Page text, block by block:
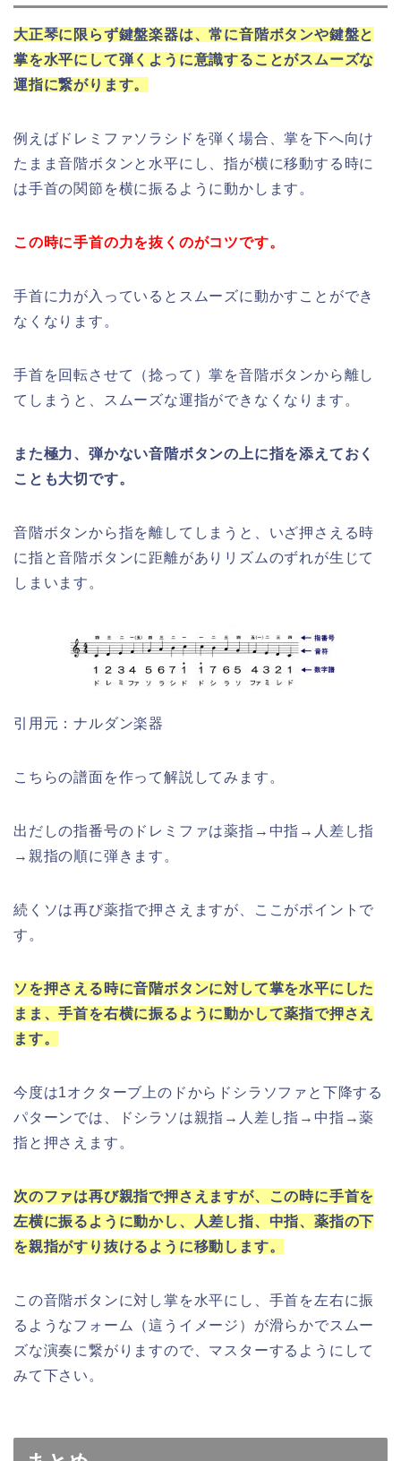
大正琴に限らず鍵盤楽器は、常に音階ボタンや鍵盤と
掌を水平にして弾くように意識することがスムーズな
運指に繋がります。
例えばドレミファソラシドを弾く場合、掌を下へ向け
たまま音階ボタンと水平にし、指が横に移動する時に
は手首の関節を横に振るように動かします。
この時に手首の力を抜くのがコツです。
手首に力が入っているとスムーズに動かすことができ
なくなります。
手首を回転させて（捻って）掌を音階ボタンから離し
てしまうと、スムーズな運指ができなくなります。
また極力、弾かない音階ボタンの上に指を添えておく
ことも大切です。
音階ボタンから指を離してしまうと、いざ押さえる時
に指と音階ボタンに距離がありリズムのずれが生じて
しまいます。
引用元：ナルダン楽器
こちらの譜面を作って解説してみます。
出だしの指番号のドレミファは薬指→中指→人差し指
→親指の順に弾きます。
続くソは再び薬指で押さえますが、ここがポイントで
す。
ソを押さえる時に音階ボタンに対して掌を水平にした
まま、手首を右横に振るように動かして薬指で押さえ
ます。
今度は1オクターブ上のドからドシラソファと下降する
パターンでは、ドシラソは親指→人差し指→中指→薬
指と押さえます。
次のファは再び親指で押さえますが、この時に手首を
左横に振るように動かし、人差し指、中指、薬指の下
を親指がすり抜けるように移動します。
この音階ボタンに対し掌を水平にし、手首を左右に振
るようなフォーム（這うイメージ）が滑らかでスムー
ズな演奏に繋がりますので、マスターするようにして
みて下さい。